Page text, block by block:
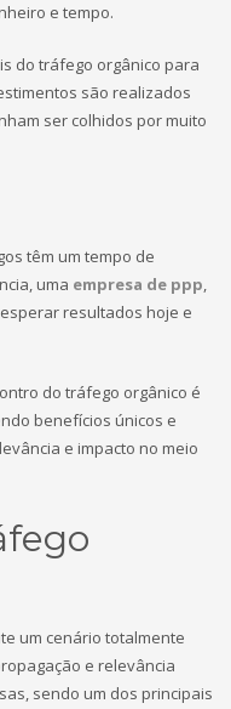
e tempo.
do tráfego orgânico para
são realizados
ser colhidos por muito
têm um tempo de
uma empresa de ppp,
resultados hoje e
do tráfego orgânico é
benefícios únicos e
e impacto no meio
um cenário totalmente
e relevância
sendo um dos principais